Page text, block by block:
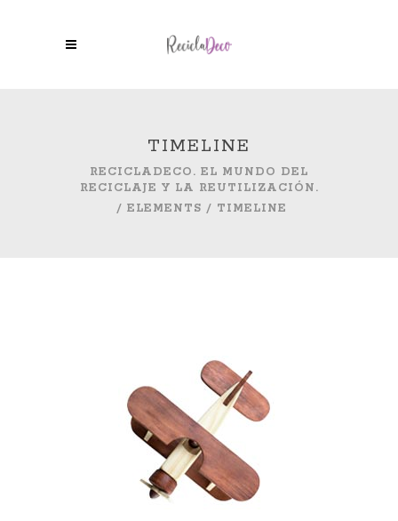
TIMELINE
RECICLADECO. EL MUNDO DEL
RECICLAJE Y LA REUTILIZACIÓN.
/ ELEMENTS / TIMELINE